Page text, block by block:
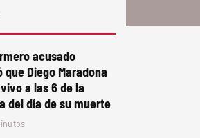
acusado
que Diego Maradona
a las 6 de la
del día de su muerte